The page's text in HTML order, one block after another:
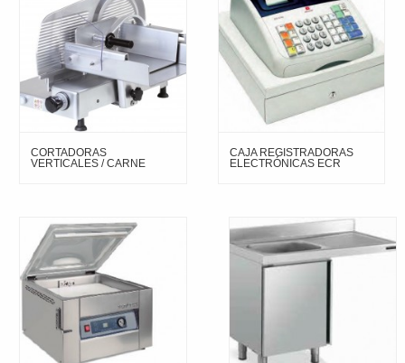
CORTADORAS
VERTICALES / CARNE
CAJA REGISTRADORAS
ELECTRÓNICAS ECR